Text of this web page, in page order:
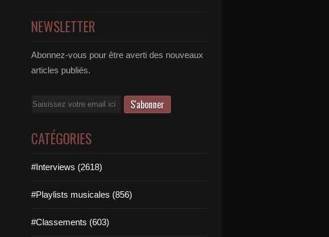
NEWSLETTER
Abonnez-vous pour être averti des nouveaux
articles publiés.
Email
CATÉGORIES
#Interviews (2618)
#Playlists musicales (856)
#Classements (603)